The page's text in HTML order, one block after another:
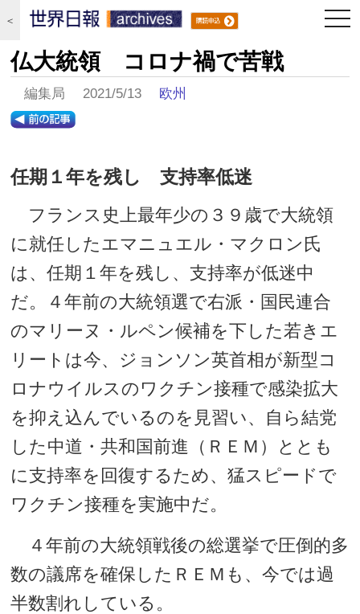
＜
仏大統領 コロナ禍で苦戦
編集局 2021/5/13 欧州
任期１年を残し 支持率低迷
フランス史上最年少の３９歳で大統領
に就任したエマニュエル・マクロン氏
は、任期１年を残し、支持率が低迷中
だ。４年前の大統領選で右派・国民連合
のマリーヌ・ルペン候補を下した若きエ
リートは今、ジョンソン英首相が新型コ
ロナウイルスのワクチン接種で感染拡大
を抑え込んでいるのを見習い、自ら結党
した中道・共和国前進（ＲＥＭ）ととも
に支持率を回復するため、猛スピードで
ワクチン接種を実施中だ。
４年前の大統領戦後の総選挙で圧倒的多
数の議席を確保したＲＥＭも、今では過
半数割れしている。